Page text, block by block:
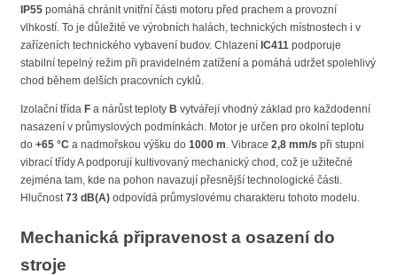
IP55 pomáhá chránit vnitřní části motoru před prachem a provozní
vlhkostí. To je důležité ve výrobních halách, technických místnostech i v
zařízeních technického vybavení budov. Chlazení IC411 podporuje
stabilní tepelný režim při pravidelném zatížení a pomáhá udržet spolehlivý
chod během delších pracovních cyklů.
Izolační třída F a nárůst teploty B vytvářejí vhodný základ pro každodenní
nasazení v průmyslových podmínkách. Motor je určen pro okolní teplotu
do +65 °C a nadmořskou výšku do 1000 m. Vibrace 2,8 mm/s při stupni
vibrací třídy A podporují kultivovaný mechanický chod, což je užitečné
zejména tam, kde na pohon navazují přesnější technologické části.
Hlučnost73 dB(A) odpovídá průmyslovému charakteru tohoto modelu.
Mechanická připravenost a osazení do
stroje